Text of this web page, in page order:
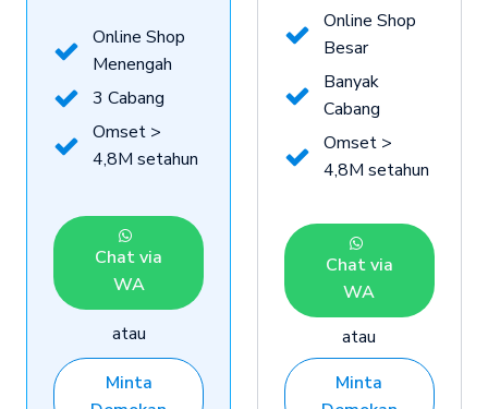
Online Shop
Menengah
3 Cabang
Omset >
4,8M setahun
Chat via
WA
atau
Minta
Online Shop
Besar
Banyak
Cabang
Omset >
4,8M setahun
Chat via
WA
atau
Minta
Online Shop
Menengah
3 Cabang
Omset >
4,8M setahun
Chat via
WA
Online Shop
Besar
Banyak
Cabang
Omset >
4,8M setahun
Chat via
WA